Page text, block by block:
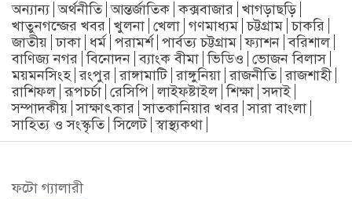
অন্যান্য অর্থনীতি আন্তর্জাতিক কক্সবাজার খাগড়াছড়ি
খাতুনগন্জের খবর খুলনা খেলা গণমাধ্যম চট্টগ্রাম চাকরি
জাতীয় ঢাকা ধর্ম পরামর্শ পার্বত্য চট্টগ্রাম ফ্যাশন বরিশাল
বাণিজ্য নগর বিনোদন ব্যাংক বীমা ভিডিও ভোজন বিলাস
ময়মনসিংহ রংপুর রাঙ্গামাটি রাঙ্গুনিয়া রাজনীতি রাজশাহী
রাশিফল রূপচর্চা রেসিপি লাইফষ্টাইল শিক্ষা সদাই
সম্পাদকীয় সাক্ষাৎকার সাতকানিয়ার খবর সারা বাংলা
সাহিত্য ও সংস্কৃতি সিলেট স্বাস্থ্যকথা
ফটো গ্যালারী